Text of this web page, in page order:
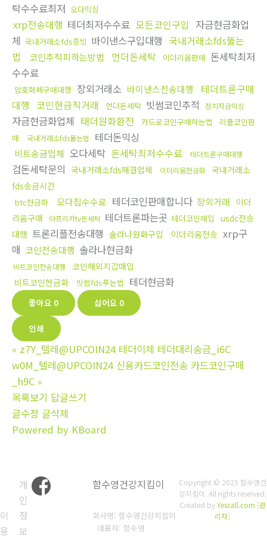
탁수수료최저 오다믹싱
xrp전송대행 테더최저수수료 모든코인구입 자금현금화업
체 국내거래소fds증빙 바이낸스구입대행 국내거래소fds뚫는
법
코인추적피하는방법 언더돈세탁 이더리움판매 돈세탁최저
수수료
암호화폐구매대행 장외거래소 바이낸스전송대행
테더트론구매
대행 코인현금직거래 언더돈세탁 빗썸코인추적 정치자금믹싱
자금현금화업체 태더원화환전 카드로코인구매하는법
리플코인판
매
국내거래소fds뚫는법 테더돈믹싱
비트송금업체 오다세탁 돈세탁최저수수료 테더트론구매대행
검돈세탁문의 국내거래소fds해결업체 이더리움현금화 국내거래소
fds송금시간
btc현금화 오다집수수료 테더코인판매합니다 장외거래 이더
리움구매
아프리카tv돈세탁 테더트론파는곳 테더코인매입
usdc전송
대행 트론리플전송대행 솔라나원화구입 이더리움전송 xrp구
매 코인전송대행 솔라나현금화
비트코인전송대행
코인해외지갑매입
비트코인현금화
빗썸fds푸는법 테더현금화
좋아요 0 싫어요 0
인쇄
« z7Y_텔레@UPCOIN24 테더이체 테더대리송금_i6C
w0M_텔레@UPCOIN24 신용카드코인전송 카드코인구매
_h9C »
목록보기 답글쓰기
글수정 글삭제
Powered by KBoard
이
용
개
인
정
보
함수영건강지킴이
회사명: 함수영건강지킴이
대표자: 함수영
Copyright © 2025 함수영건
강지킴이. All rights reserved.
Created byYescall.com [관
리자]